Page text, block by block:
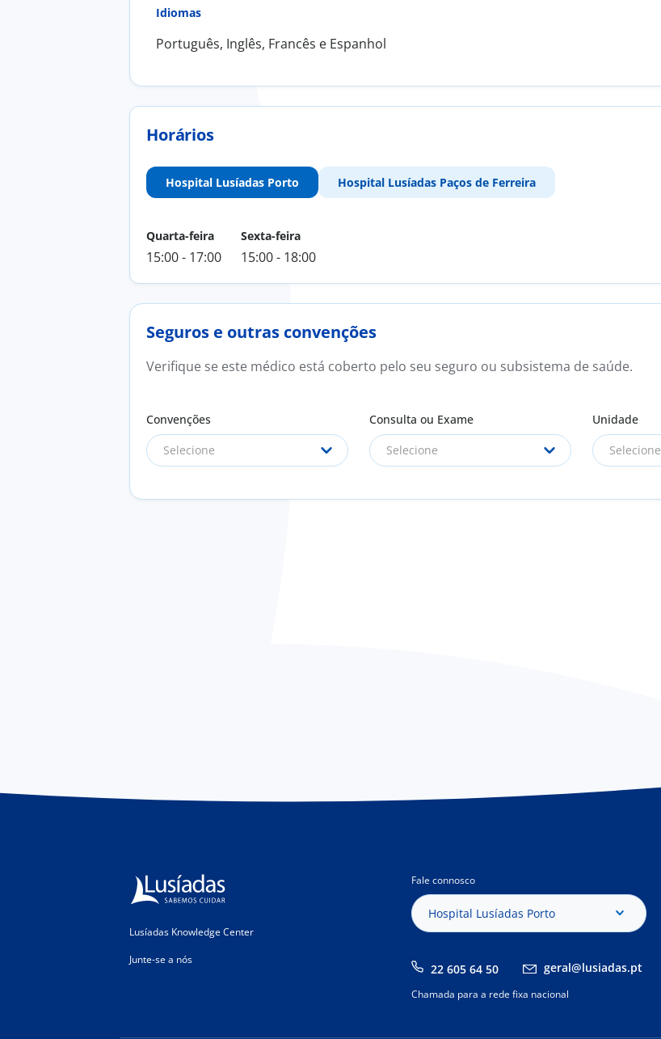
Idiomas
Português, Inglês, Francês e Espanhol
Horários
Hospital Lusíadas Porto Hospital Lusíadas Paços de Ferreira
Quarta-feira
15:00 - 17:00
Sexta-feira
15:00 - 18:00
Seguros e outras convenções
Verifique se este médico está coberto pelo seu seguro ou subsistema de saúde.
Convenções
Selecione
Consulta ou Exame
Selecione
Unidade
Selecione
Lusíadas Knowledge Center
Junte-se a nós
Fale connosco
Hospital Lusíadas Porto
22 605 64 50 geral@lusiadas.pt
Chamada para a rede fixa nacional